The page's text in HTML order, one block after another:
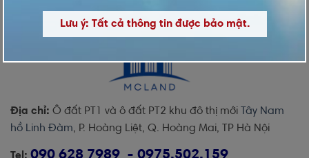
Địa chỉ: Ô đất PT1 và ô đất PT2 khu đô thị mới
Tây Nam
hồ Linh Đàm, P. Hoàng Liệt, Q. Hoàng Mai, TP Hà Nội
Lưu ý: Tất cả thông tin được bảo mật.